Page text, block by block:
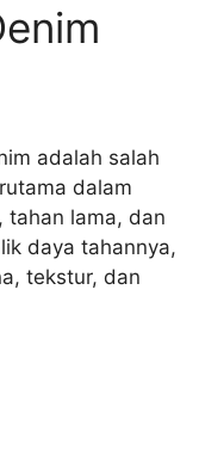
adalah salah
dalam
tahan lama, dan
daya tahannya,
tekstur, dan